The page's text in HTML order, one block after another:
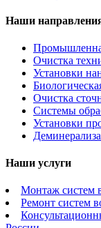
Наши
Очистка
Установки
Очистка
Системы
Установки
Наши услуги
Монтаж систем
Ремонт систем